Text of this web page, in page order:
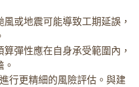
風或地震可能導致工期延誤，
算彈性應在自身承受範圍內，
行更精細的風險評估。與建